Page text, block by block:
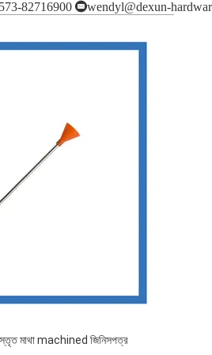
82716900 wendyl@dexun-
বিস্তৃত মাথা machined জিনিসপত্র